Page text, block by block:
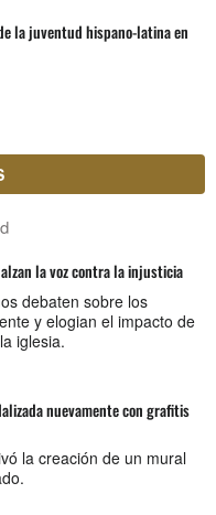
la juventud hispano-latina en
la voz contra la injusticia
debaten sobre los
y elogian el impacto de
iglesia.
nuevamente con grafitis
la creación de un mural